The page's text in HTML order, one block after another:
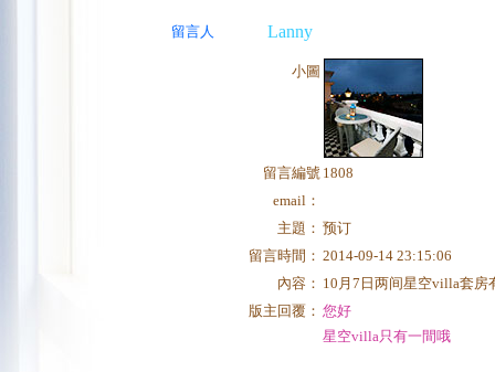
留言人 Lanny
小圖
留言編號 1808
email：
主題： 预订
留言時間： 2014-09-14 23:15:06
內容： 10月7日两间星空villa套房
版主回覆： 您好
星空villa只有一間哦